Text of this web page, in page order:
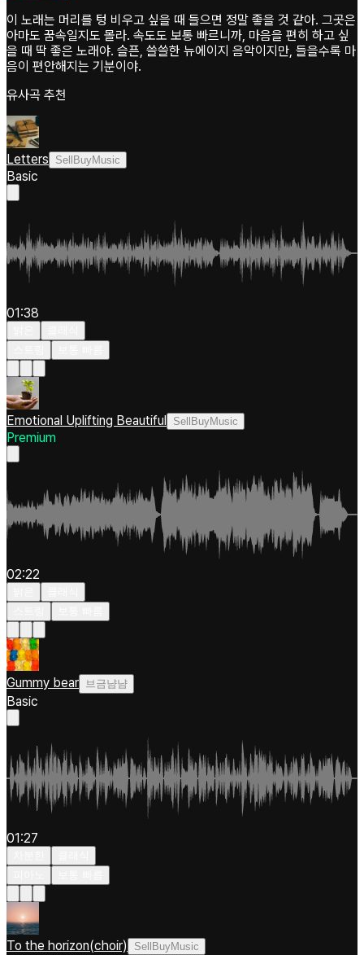
이 노래는 머리를 텅 비우고 싶을 때 들으면 정말 좋을 것 같아. 그곳은
아마도 꿈속일지도 몰라. 속도도 보통 빠르니까, 마음을 편히 하고 싶
을 때 딱 좋은 노래야. 슬픈, 쓸쓸한 뉴에이지 음악이지만, 들을수록 마
음이 편안해지는 기분이야.
유사곡 추천
Letters SellBuyMusic
Basic
01:38
Emotional Uplifting Beautiful SellBuyMusic
Premium
02:22
Gummy bear 브금냠냠
Basic
01:27
To the horizon(choir) SellBuyMusic